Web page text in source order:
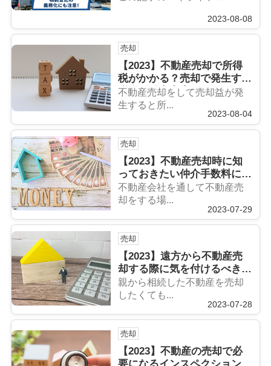
2023-08-08
売却
【2023】不動産売却で所得
税がかかる？売却で発生する
税金や確定申告について解
説！
不動産売却をして売却益が発
生すると所...
2023-08-04
売却
【2023】不動産売却時に知
っておきたい仲介手数料につ
いてご紹介
不動産会社を通して不動産売
却をする場...
2023-07-29
売却
【2023】遠方から不動産売
却する際に気を付けるべきポ
イントをご紹介
親から相続した不動産を売却
したくても...
2023-07-28
売却
【2023】不動産の売却で必